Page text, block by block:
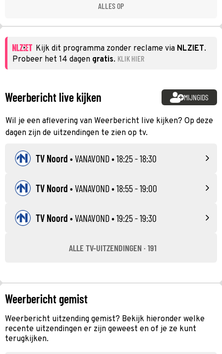
ALLES OP
Kijk dit programma zonder reclame via NLZIET.
Probeer het 14 dagen gratis. KLIK HIER
Weerbericht live kijken MIJNGIDS
Wil je een aflevering van Weerbericht live kijken? Op deze
dagen zijn de uitzendingen te zien op tv.
TV Noord •VANAVOND • 18:25 - 18:30
TV Noord •VANAVOND • 18:55 - 19:00
TV Noord •VANAVOND • 19:25 - 19:30
ALLE TV-UITZENDINGEN · 191
Weerbericht gemist
Weerbericht uitzending gemist? Bekijk hieronder welke
recente uitzendingen er zijn geweest en of je ze kunt
terugkijken.